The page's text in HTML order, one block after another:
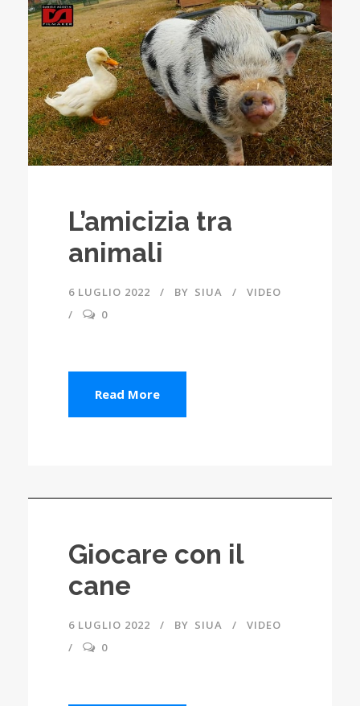
L’amicizia tra
animali
6 LUGLIO 2022 BY SIUA
VIDEO
0
Read More
Giocare con il
cane
6 LUGLIO 2022 BY SIUA
VIDEO
0